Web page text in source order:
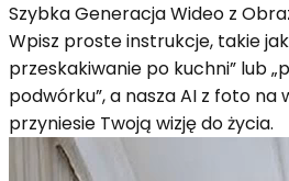
Szybka Generacja Wideo z
Wpisz proste instrukcje, takie
przeskakiwanie po kuchni” lub
podwórku”, a nasza AI z foto na
przyniesie Twoją wizję do życia.